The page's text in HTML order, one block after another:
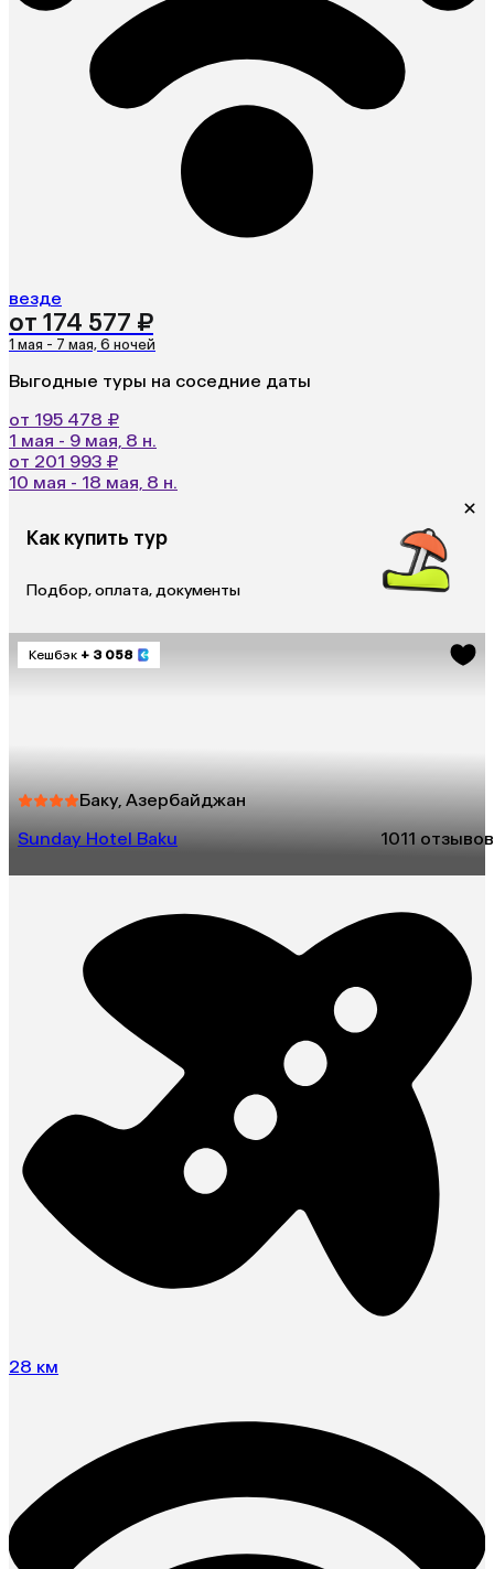
везде
от 174 577 ₽
1 мая - 7 мая, 6 ночей
Выгодные туры на соседние даты
от 195 478 ₽
1 мая - 9 мая, 8 н.
от 201 993 ₽
10 мая - 18 мая, 8 н.
Как купить тур
Подбор, оплата, документы
Кешбэк + 3 058
Баку, Азербайджан
Sunday Hotel Baku
1011 отзывов
28 км